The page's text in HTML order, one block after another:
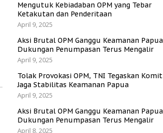
Mengutuk Kebiadaban OPM yang Tebar
Ketakutan dan Penderitaan
April 9, 2025
Aksi Brutal OPM Ganggu Keamanan
Dukungan Penumpasan Terus Mengalir
April 9, 2025
Tolak Provokasi OPM, TNI Tegaskan
Jaga Stabilitas Keamanan Papua
April 9, 2025
Aksi Brutal OPM Ganggu Keamanan
Dukungan Penumpasan Terus Mengalir
April 8, 2025